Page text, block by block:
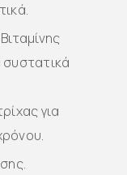
συστατικά
για